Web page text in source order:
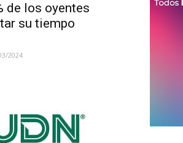
de los oyentes
su tiempo
2024